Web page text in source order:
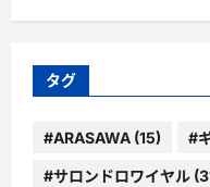
タグ
#ARASAWA (15) #
#サロンドロワイヤル